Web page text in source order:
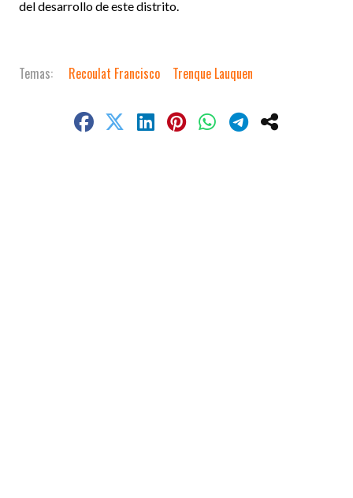
del desarrollo de este distrito.
Recoulat Francisco Trenque Lauquen